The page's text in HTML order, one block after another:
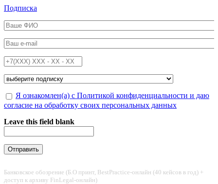
Перейти к основному содержанию
Подписка
ФИО*
Email*
Телефон*
Подписка на*
Обработка персональных данных*
Я ознакомлен(а) с Политикой конфиденциальности и даю
согласие на обработку своих персональных данных
Leave this field blank
Банковское обозрение (Б.О принт, BestPractice-онлайн (40 кейсов в год) +
доступ к архиву FinLegal-онлайн)